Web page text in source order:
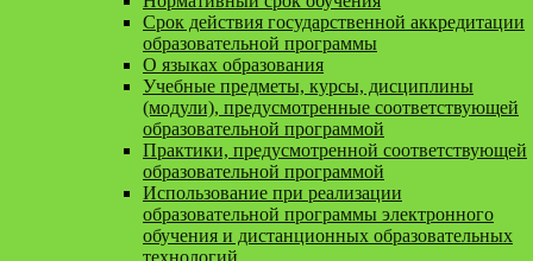
Срок действия государственной аккредитации
образовательной программы
О языках образования
Учебные предметы, курсы, дисциплины
(модули), предусмотренные соответствующей
образовательной программой
Практики, предусмотренной соответствующей
образовательной программой
Использование при реализации
образовательной программы электронного
обучения и дистанционных образовательных
технологий